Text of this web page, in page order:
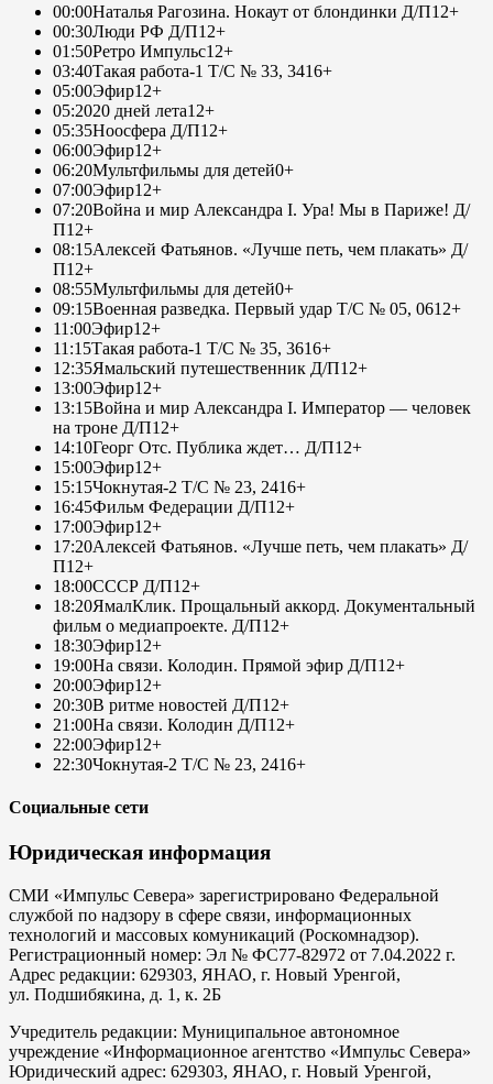
00:00Наталья Рагозина. Нокаут от блондинки Д/П12+
00:30Люди РФ Д/П12+
01:50Ретро Импульс12+
03:40Такая работа-1 Т/С № 33, 3416+
05:00Эфир12+
05:2020 дней лета12+
05:35Ноосфера Д/П12+
06:00Эфир12+
06:20Мультфильмы для детей0+
07:00Эфир12+
07:20Война и мир Александра I. Ура! Мы в Париже! Д/
П12+
08:15Алексей Фатьянов. «Лучше петь, чем плакать» Д/
П12+
08:55Мультфильмы для детей0+
09:15Военная разведка. Первый удар Т/С № 05, 0612+
11:00Эфир12+
11:15Такая работа-1 Т/С № 35, 3616+
12:35Ямальский путешественник Д/П12+
13:00Эфир12+
13:15Война и мир Александра I. Император — человек
на троне Д/П12+
14:10Георг Отс. Публика ждет… Д/П12+
15:00Эфир12+
15:15Чокнутая-2 Т/С № 23, 2416+
16:45Фильм Федерации Д/П12+
17:00Эфир12+
17:20Алексей Фатьянов. «Лучше петь, чем плакать» Д/
П12+
18:00СССР Д/П12+
18:20ЯмалКлик. Прощальный аккорд. Документальный
фильм о медиапроекте. Д/П12+
18:30Эфир12+
19:00На связи. Колодин. Прямой эфир Д/П12+
20:00Эфир12+
20:30В ритме новостей Д/П12+
21:00На связи. Колодин Д/П12+
22:00Эфир12+
22:30Чокнутая-2 Т/С № 23, 2416+
Социальные сети
Юридическая информация
СМИ «Импульс Севера» зарегистрировано Федеральной
службой по надзору в сфере связи, информационных
технологий и массовых комуникаций (Роскомнадзор).
Регистрационный номер: Эл № ФС77-82972 от 7.04.2022 г.
Адрес редакции: 629303, ЯНАО, г. Новый Уренгой,
ул. Подшибякина, д. 1, к. 2Б
Учредитель редакции: Муниципальное автономное
учреждение «Информационное агентство «Импульс Севера»
Юридический адрес: 629303, ЯНАО, г. Новый Уренгой,